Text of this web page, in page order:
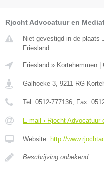
Rjocht Advocatuur en
Niet gevestigd in de plaats
Friesland.
Friesland » Kortehemmen |
Galhoeke 3 9211 RG
Tel: 0512-777136 , Fax:
E-mail › Rjocht Advocatuur
Website: http://
Beschrijving onbekend